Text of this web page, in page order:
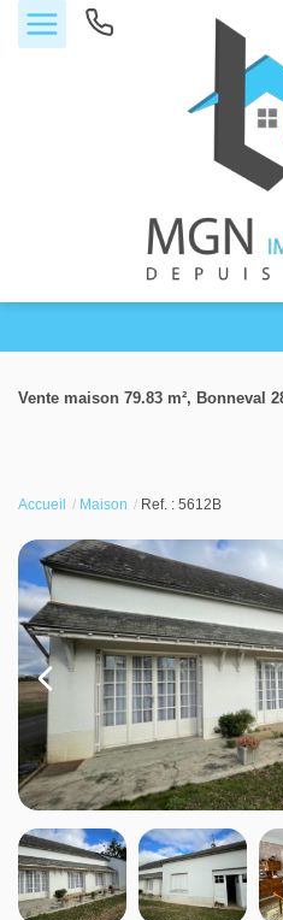
Vendre
Louer
Nos agences
Contact
Vente maison 79.83 m², Bonneval
Accueil Maison Ref. : 5612B